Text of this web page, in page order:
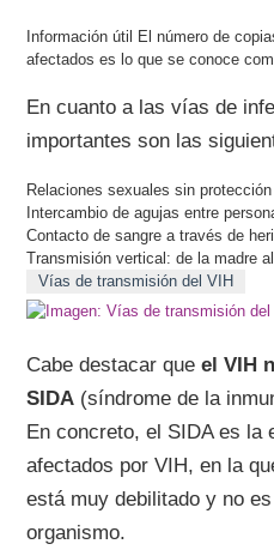
El número de
afectados es lo que se conoce
En cuanto a las vías de
importantes son las
Relaciones sexuales sin protección
Intercambio de agujas entre
Contacto de sangre a través de
Transmisión vertical: de la madre
Vías de transmisión del VIH
Cabe destacar queel VIH
SIDA (síndrome de la
En concreto, el SIDA es la
afectados por VIH, en la
está muy debilitado y no
organismo.